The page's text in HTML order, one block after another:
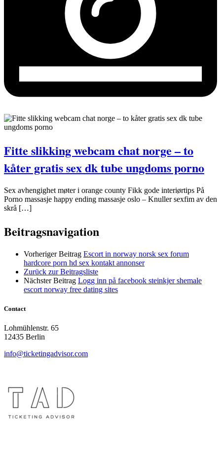
Fitte slikking webcam chat norge – to
kåter gratis sex dk tube ungdoms porno
Sex avhengighet møter i orange county Fikk gode interiørtips På
Porno massasje happy ending massasje oslo – Knuller sexfim av den
skrå […]
Beitragsnavigation
Vorheriger Beitrag Escort in norway norsk sex forum
hardcore porn hd sex kontakt annonser
Zurück zur Beitragsliste
Nächster Beitrag Logg inn på facebook steinkjer shemale
escort norway free dating sites
Contact
Lohmühlenstr. 65
12435 Berlin
info@ticketingadvisor.com